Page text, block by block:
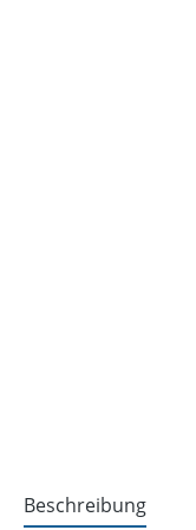
Beschreibung